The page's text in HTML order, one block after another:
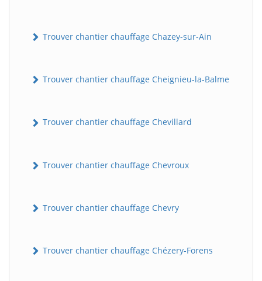
Trouver chantier chauffage Chazey-sur-Ain
Trouver chantier chauffage Cheignieu-la-Balme
Trouver chantier chauffage Chevillard
Trouver chantier chauffage Chevroux
Trouver chantier chauffage Chevry
Trouver chantier chauffage Chézery-Forens